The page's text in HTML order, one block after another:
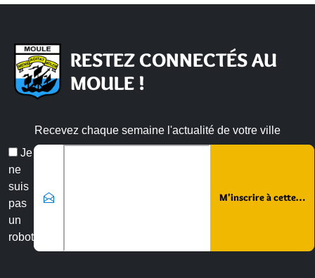
RESTEZ CONNECTÉS AU
MOULE !
Recevez chaque semaine l'actualité de votre ville
Je
ne
suis
pas
un
robot
Veuillez laisser ce champ vide :
Email